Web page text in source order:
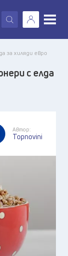
X
за хиляди евро
с елда
Автор:
Topnovini